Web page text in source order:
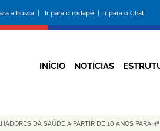
a busca | Ir para o rodapé | Ir para o Chat
INÍCIO NOTÍCIAS
DA SAÚDE A PARTIR DE 18 ANOS PARA